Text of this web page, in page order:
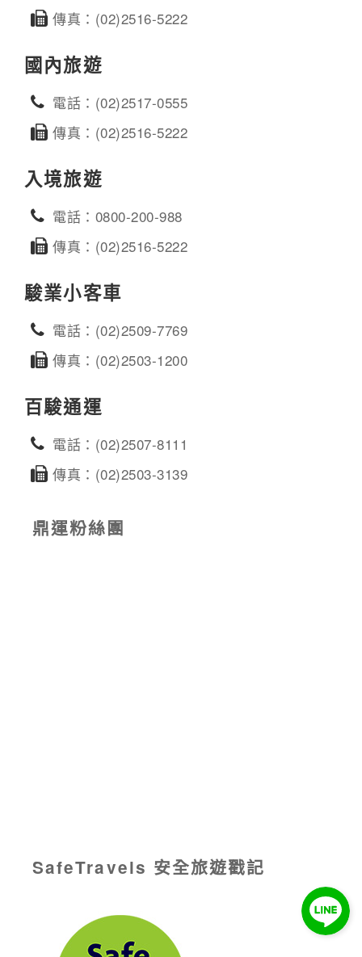
傳真：(02)2516-5222
國內旅遊
電話：(02)2517-0555
傳真：(02)2516-5222
入境旅遊
電話：0800-200-988
傳真：(02)2516-5222
駿業小客車
電話：(02)2509-7769
傳真：(02)2503-1200
百駿通運
電話：(02)2507-8111
傳真：(02)2503-3139
鼎運粉絲團
SafeTravels 安全旅遊戳記